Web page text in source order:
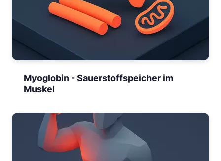
Myoglobin - Sauerstoffspeicher im
Muskel